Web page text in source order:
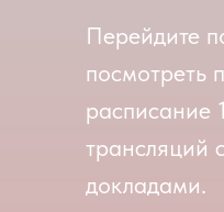
Перейдите
посмотреть
расписание
трансляций
докладами.